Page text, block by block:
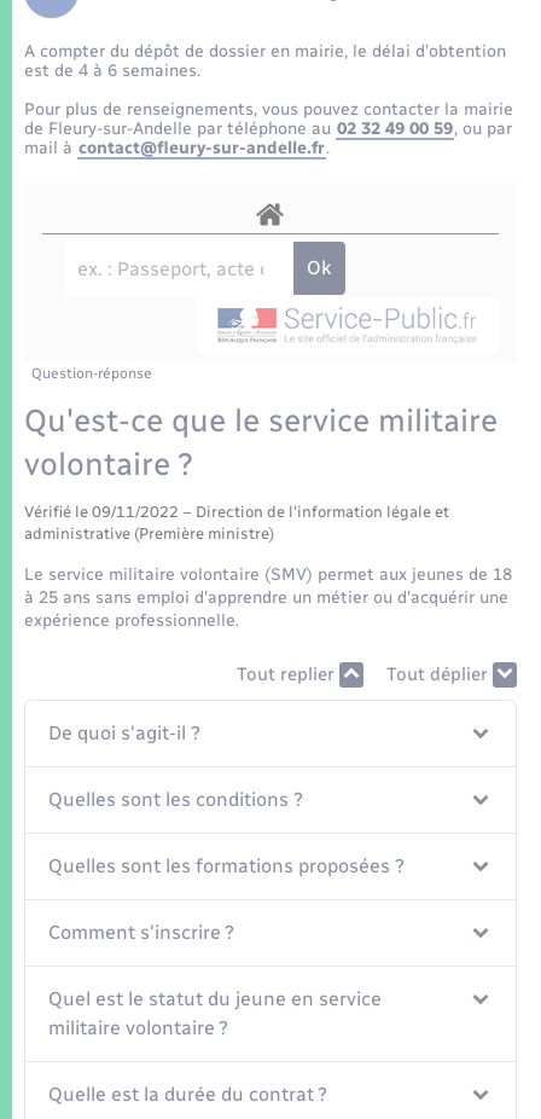
Etat-civil - Papiers - Citoyenneté
Mariage – PACS
Parrainage civil
Logement - Urbanisme
Nouvel habitant
Organisation d’événement
Sécurité - Prévention
Transports
Transports scolaires
Voirie et espace public
Travaux - Autorisation d’occupation de l’espace
public
Compétences
Plan interactif
La Communauté de communes
A compter du dépôt de dossier en mairie, le délai d’obtention
est de 4 à 6 semaines.
Pour plus de renseignements, vous pouvez contacter la mairie
de Fleury-sur-Andelle par téléphone au 02 32 49 00 59, ou par
mail à contact@fleury-sur-andelle.fr.
Question-réponse
Qu'est-ce que le service militaire
volontaire ?
Vérifié le 09/11/2022 – Direction de l'information légale et
administrative (Première ministre)
Le service militaire volontaire (SMV) permet aux jeunes de 18
à 25 ans sans emploi d'apprendre un métier ou d'acquérir une
expérience professionnelle.
Tout replier Tout déplier
De quoi s'agit-il ?
Quelles sont les conditions ?
Quelles sont les formations proposées ?
Comment s'inscrire ?
Quel est le statut du jeune en service
militaire volontaire ?
Quelle est la durée du contrat ?